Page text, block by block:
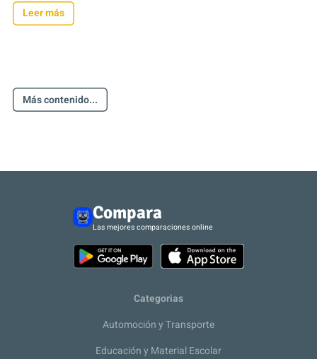
Leer más
Más contenido...
Compara
Las mejores comparaciones online
Categorias
Automoción y Transporte
Educación y Material Escolar